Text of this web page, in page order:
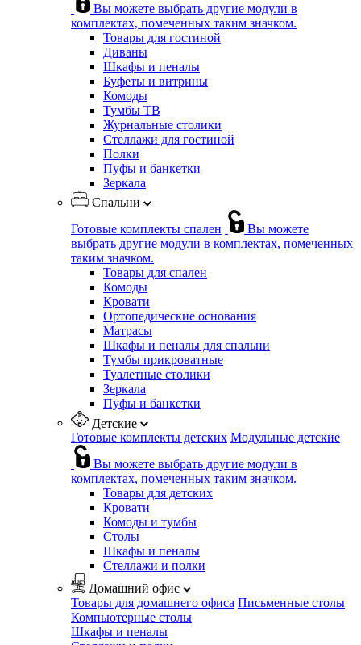
Вы можете выбрать другие модули в
комплектах, помеченных таким значком.
Товары для гостиной
Диваны
Шкафы и пеналы
Буфеты и витрины
Комоды
Тумбы ТВ
Журнальные столики
Стеллажи для гостиной
Полки
Пуфы и банкетки
Зеркала
Спальни
Готовые комплекты спален
Вы можете
выбрать другие модули в комплектах, помеченных
таким значком.
Товары для спален
Комоды
Кровати
Ортопедические основания
Матрасы
Шкафы и пеналы для спальни
Тумбы прикроватные
Туалетные столики
Зеркала
Пуфы и банкетки
Детские
Готовые комплекты детских Модульные детские
Вы можете выбрать другие модули в
комплектах, помеченных таким значком.
Товары для детских
Кровати
Комоды и тумбы
Столы
Шкафы и пеналы
Стеллажи и полки
Домашний офис
Товары для домашнего офиса Письменные столы
Компьютерные столы
Шкафы и пеналы